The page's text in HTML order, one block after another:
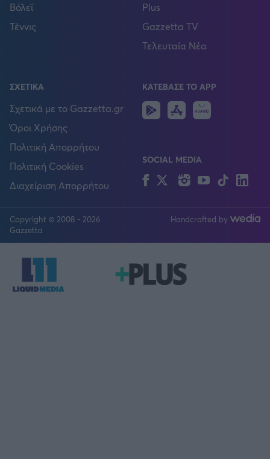
Βόλεϊ
Τέννις
Plus
Gazzetta TV
Τελευταία Νέα
ΣΧΕΤΙΚΑ
Σχετικά με το Gazzetta.gr
Όροι Χρήσης
Πολιτική Απορρήτου
Πολιτική Cookies
Διαχείριση Απορρήτου
ΚΑΤΕΒΑΣΕ ΤΟ APP
Android
IOS
SOCIAL MEDIA
FacebookTwitterInstagram
YouTubeTikTok
Copyright © 2008 - 2026
Gazzetta
Handcrafted by